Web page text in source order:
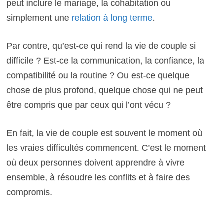
peut inclure le mariage, la cohabitation ou
simplement une relation à long terme.
Par contre, qu’est-ce qui rend la vie de couple si
difficile ? Est-ce la communication, la confiance, la
compatibilité ou la routine ? Ou est-ce quelque
chose de plus profond, quelque chose qui ne peut
être compris que par ceux qui l’ont vécu ?
En fait, la vie de couple est souvent le moment où
les vraies difficultés commencent. C’est le moment
où deux personnes doivent apprendre à vivre
ensemble, à résoudre les conflits et à faire des
compromis.